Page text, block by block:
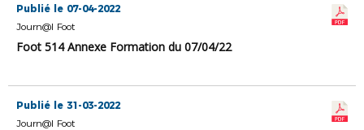
Publié le 07-04-2022
Journ@l Foot
Foot 514 Annexe Formation du 07/04/22
Publié le 31-03-2022
Journ@l Foot